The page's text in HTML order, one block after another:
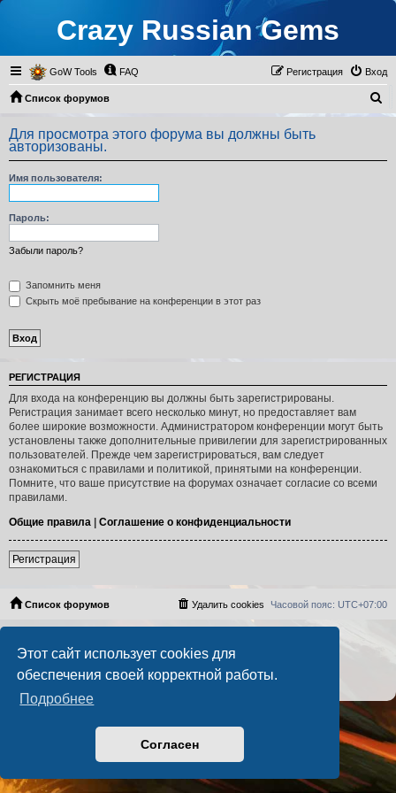
Этот сайт использует cookies для
обеспечения своей корректной работы.
Подробнее
Согласен
Crazy Russian Gems
GoW Tools FAQ Вход
Регистрация
Список форумов
о
с
Для просмотра этого форума вы должны быть
авторизованы.
Имя пользователя:
Пароль:
Забыли пароль?
Запомнить меня
Скрыть моё пребывание на конференции в этот раз
РЕГИСТРАЦИЯ
Для входа на конференцию вы должны быть зарегистрированы.
Регистрация занимает всего несколько минут, но предоставляет вам
более широкие возможности. Администратором конференции могут быть
установлены также дополнительные привилегии для зарегистрированных
пользователей. Прежде чем зарегистрироваться, вам следует
ознакомиться с правилами и политикой, принятыми на конференции.
Помните, что ваше присутствие на форумах означает согласие со всеми
правилами.
Общие правила | Соглашение о конфиденциальности
Регистрация
Список форумов Часовой пояс: UTC+07:00
Удалить cookies
Русская поддержка phpBB
PS4 Pro style ©Jester
Конфиденциальность
|